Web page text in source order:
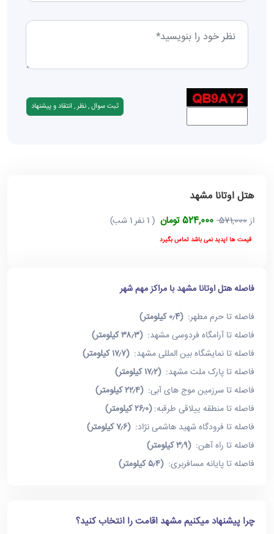
هتل اوتانا مشهد
از571,000 524,000 تومان ( 1 نفر 1 شب)
قیمت ها آپدید نمی باشد تماس بگیرد
فاصله هتل اوتانا مشهد با مراکز مهم شهر
فاصله تا حرم مطهر:(۰٫4 کیلومتر)
فاصله تا آرامگاه فردوسی مشهد:(۳۸٫۳ کیلومتر)
فاصله تا نمایشگاه بین المللی مشهد:(۱۷٫۷ کیلومتر)
فاصله تا پارک ملت مشهد:(۱۷٫۲ کیلومتر)
فاصله تا سرزمین موج های آبی:(۲۲٫۴ کیلومتر)
فاصله تا منطقه ییلاقی طرقبه:(۲۶٫۰ کیلومتر)
فاصله تا فرودگاه شهید هاشمی نژاد:(۷٫۶ کیلومتر)
فاصله تا راه آهن:(۳٫۹ کیلومتر)
فاصله تا پایانه مسافربری:(۵٫۴ کیلومتر)
چرا پیشنهاد میکنیم مشهد اقامت را انتخاب کنید؟